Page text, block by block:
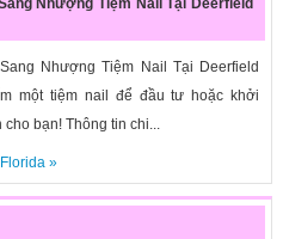
Nhượng Tiệm Nail Tại Deerfield
Nhượng Tiệm Nail Tại Deerfield
một tiệm nail để đầu tư hoặc khởi
bạn! Thông tin chi...
Florida»